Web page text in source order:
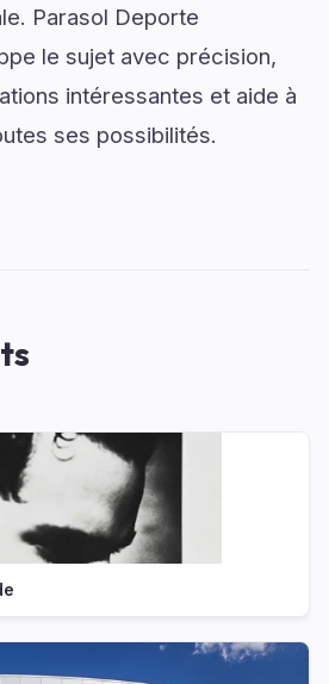
Parasol Deporte
le sujet avec précision,
intéressantes et aide à
ses possibilités.